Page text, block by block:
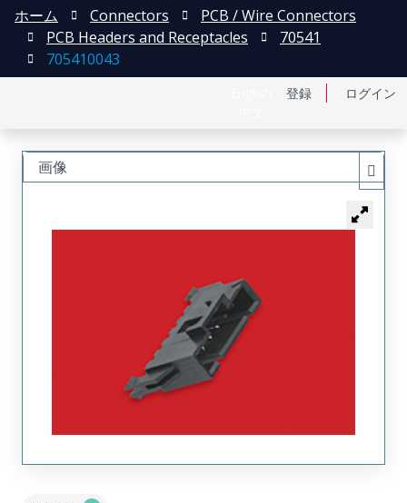
登録 ログイン
ホーム Connectors
PCB / Wire Connectors
PCB Headers and Receptacles
70541
705410043
画像